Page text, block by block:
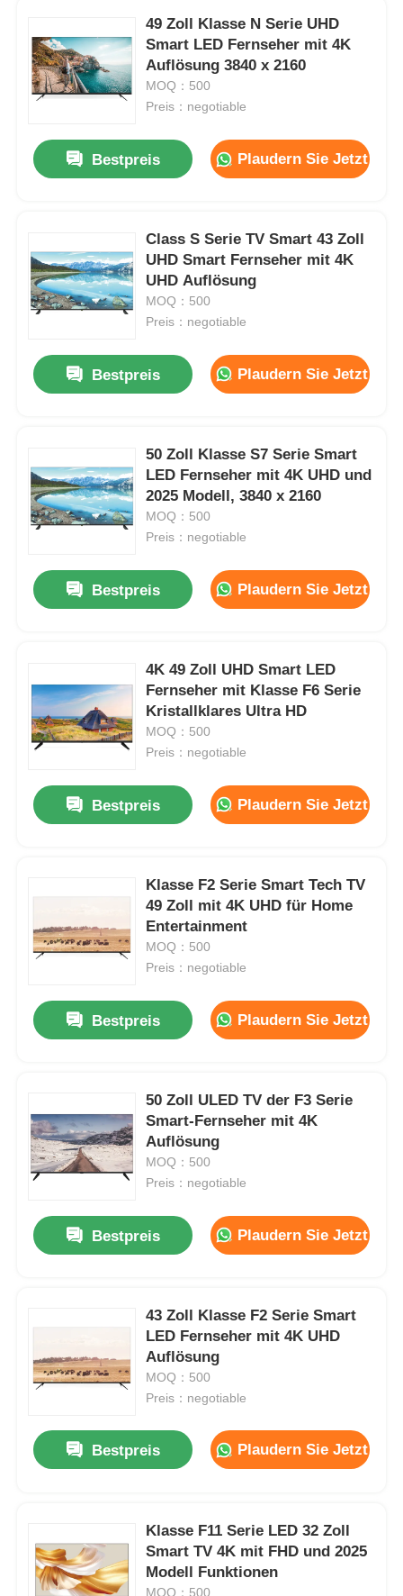
Produkte
Werksbesichtigung
Kontakt
Angebot anfordern
Smart LED Fernsehen
hd führte Fernsehen
49 Zoll Klasse N Serie UHD
Smart LED Fernseher mit 4K
Auflösung 3840 x 2160
MOQ：500
Preis：negotiable
Bestpreis Plaudern Sie Jetzt
Class S Serie TV Smart 43 Zoll
UHD Smart Fernseher mit 4K
UHD Auflösung
MOQ：500
Preis：negotiable
Bestpreis Plaudern Sie Jetzt
50 Zoll Klasse S7 Serie Smart
LED Fernseher mit 4K UHD und
2025 Modell, 3840 x 2160
MOQ：500
Preis：negotiable
Bestpreis Plaudern Sie Jetzt
4K 49 Zoll UHD Smart LED
Fernseher mit Klasse F6 Serie
Kristallklares Ultra HD
MOQ：500
Preis：negotiable
Bestpreis Plaudern Sie Jetzt
Klasse F2 Serie Smart Tech TV
49 Zoll mit 4K UHD für Home
Entertainment
MOQ：500
Preis：negotiable
Bestpreis Plaudern Sie Jetzt
50 Zoll ULED TV der F3 Serie
Smart-Fernseher mit 4K
Auflösung
MOQ：500
Preis：negotiable
Bestpreis Plaudern Sie Jetzt
43 Zoll Klasse F2 Serie Smart
LED Fernseher mit 4K UHD
Auflösung
MOQ：500
Preis：negotiable
Bestpreis Plaudern Sie Jetzt
Klasse F11 Serie LED 32 Zoll
Smart TV 4K mit FHD und 2025
Modell Funktionen
MOQ：500